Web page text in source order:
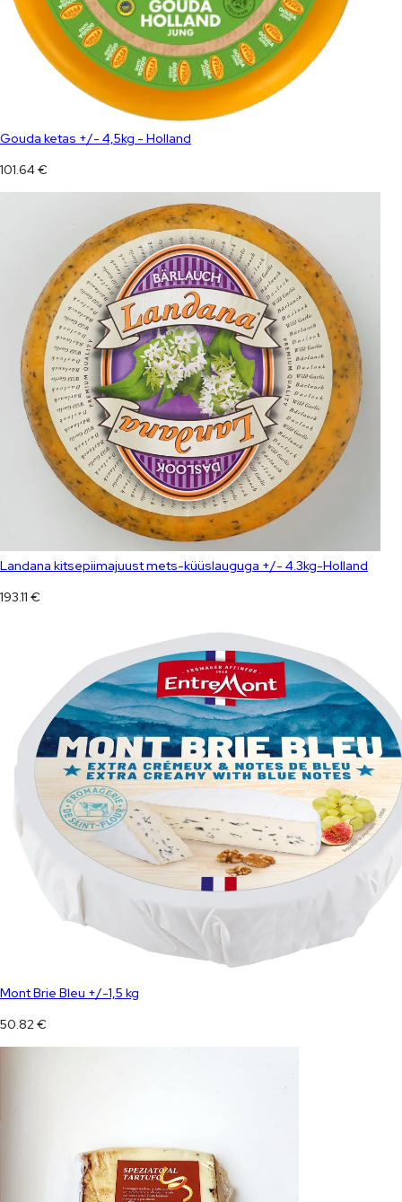
Gouda ketas +/- 4,5kg - Holland
101.64€
Landana kitsepiimajuust mets-küüslauguga +/- 4.3kg-Holland
193.11 €
Mont Brie Bleu +/-1,5 kg
50.82€